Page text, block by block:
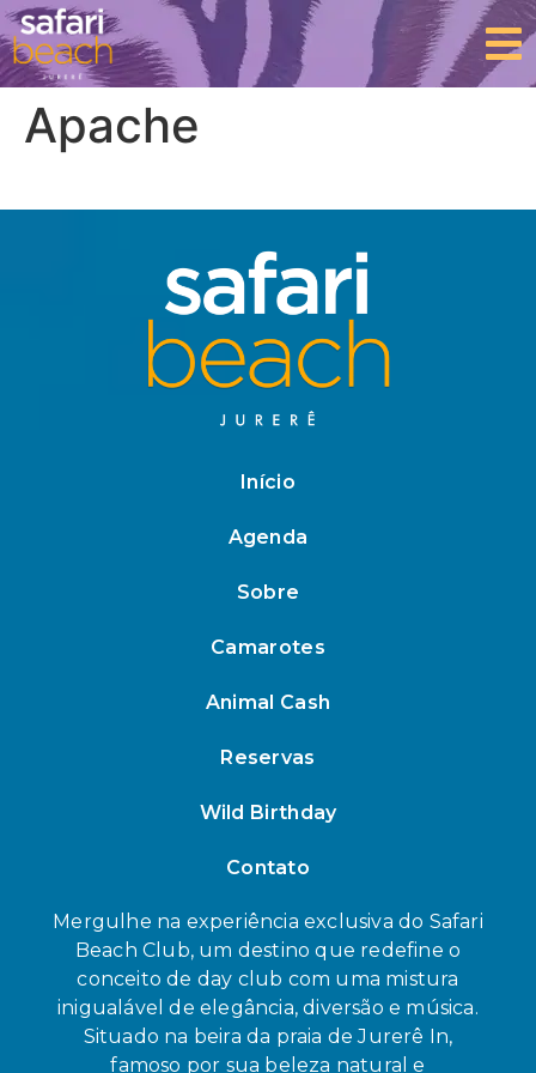
Apache
Início
Agenda
Sobre
Camarotes
Animal Cash
Reservas
Wild Birthday
Contato
Mergulhe na experiência exclusiva do Safari
Beach Club, um destino que redefine o
conceito de day club com uma mistura
inigualável de elegância, diversão e música.
Situado na beira da praia de Jurerê In,
famoso por sua beleza natural e